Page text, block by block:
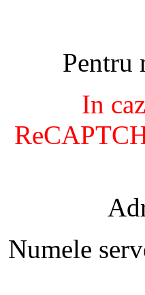
Pentru
In
Numele